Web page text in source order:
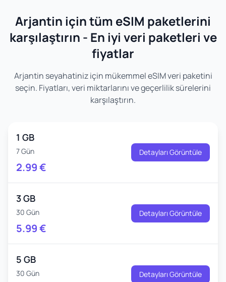
Arjantin için tüm eSIM paketlerini
karşılaştırın - En iyi veri paketleri ve
fiyatlar
Arjantin seyahatiniz için mükemmel eSIM veri paketini
seçin. Fiyatları, veri miktarlarını ve geçerlilik sürelerini
karşılaştırın.
1 GB
7 Gün
2.99€
Detayları Görüntüle
3 GB
30 Gün
5.99€
Detayları Görüntüle
5 GB
30 Gün Detayları Görüntüle